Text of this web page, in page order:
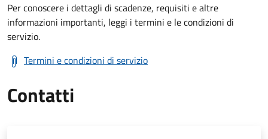
Per conoscere i dettagli di scadenze, requisiti e altre
informazioni importanti, leggi i termini e le condizioni di
servizio.
Termini e condizioni di servizio
Contatti